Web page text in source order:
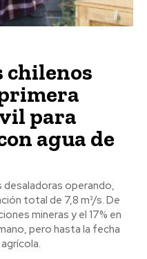
chilenos
para
agua de
desaladoras operando,
total de 7,8 m³/s. De
mineras y el 17% en
pero hasta la fecha